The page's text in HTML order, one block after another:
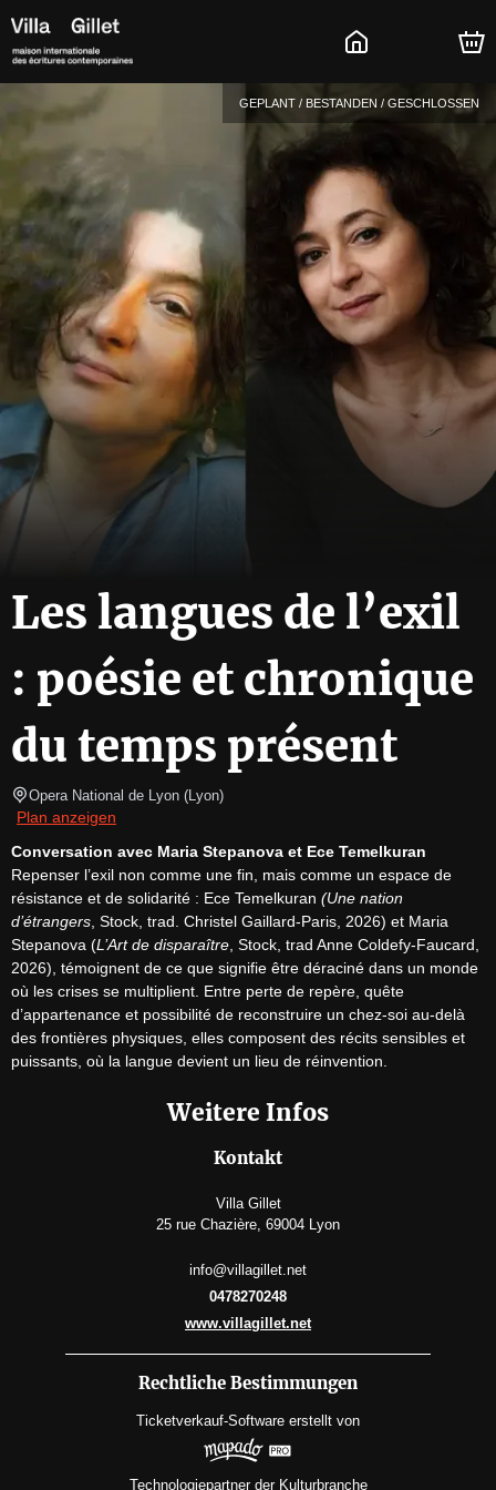
GEPLANT / BESTANDEN / GESCHLOSSEN
Les langues de l’exil
: poésie et chronique
du temps présent
Opera National de Lyon (Lyon)
Plan anzeigen
Conversation avec Maria Stepanova et Ece Temelkuran
Repenser l’exil non comme une fin, mais comme un espace de
résistance et de solidarité : Ece Temelkuran (Une nation
d’étrangers , Stock, trad. Christel Gaillard-Paris, 2026) et Maria
Stepanova (L’Art de disparaître , Stock, trad Anne Coldefy-Faucard,
2026), témoignent de ce que signifie être déraciné dans un monde
où les crises se multiplient. Entre perte de repère, quête
d’appartenance et possibilité de reconstruire un chez-soi au-delà
des frontières physiques, elles composent des récits sensibles et
puissants, où la langue devient un lieu de réinvention.
Weitere Infos
Kontakt
Villa Gillet
25 rue Chazière, 69004 Lyon
info@villagillet.net
0478270248
www.villagillet.net
Rechtliche Bestimmungen
Ticketverkauf-Software erstellt von
Technologiepartner der Kulturbranche